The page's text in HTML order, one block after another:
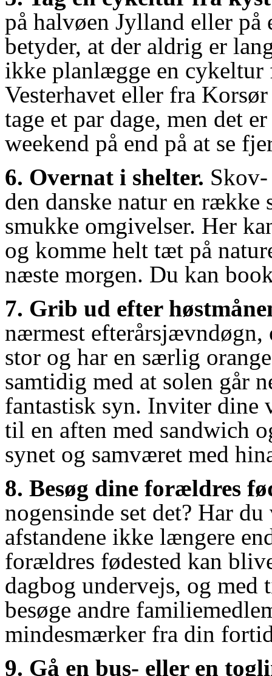
på halvøen Jylland eller på
betyder, at der aldrig er
ikke planlægge en
Vesterhavet eller fra
tage et par dage, men det
weekend på end på at se
6. Overnat i shelter.
den danske natur en række
smukke omgivelser. Her
og komme helt tæt på
næste morgen. Du kan
7. Grib ud efter
nærmest efterårsjævndøgn,
stor og har en særlig
samtidig med at solen går
fantastisk syn. Inviter dine
til en aften med sandwich
synet og samværet med
8. Besøg dine forældres
nogensinde set det? Har
afstandene ikke længere
forældres fødested kan
dagbog undervejs, og
besøge andre
mindesmærker fra din
9. Gå en bus- eller en